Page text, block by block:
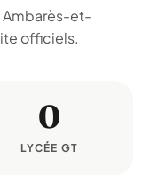
Ambarès-et-
officiels.
0
LYCÉE GT